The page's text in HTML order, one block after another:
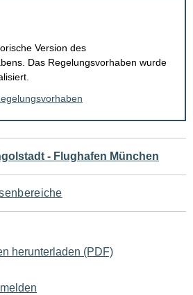
Version des
Das Regelungsvorhaben wurde
- Flughafen München
herunterladen (PDF)